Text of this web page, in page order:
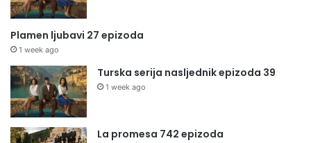
Plamen ljubavi 27 epizoda
1 week ago
Turska serija nasljednik epizoda 39
1 week ago
La promesa 742 epizoda